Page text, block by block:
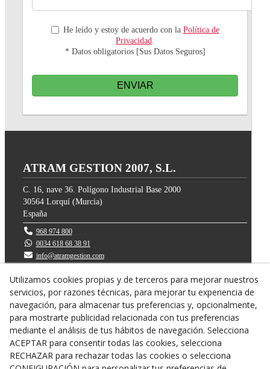
He leído y estoy de acuerdo con la Política de
Privacidad
* Datos obligatorios [Sus Datos Seguros]
ENVIAR
ATRAM GESTION 2007, S.L.
C. 16, nave 36. Polígono Industrial Base 2000
30564 Lorquí (Murcia)
España
968 974 800
0034 618 68 38 91
info@atramgestion.com
Utilizamos cookies propias y de terceros para mejorar nuestros
servicios, por razones técnicas, para mejorar tu experiencia de
navegación, para almacenar tus preferencias y, opcionalmente,
para mostrarte publicidad relacionada con tus preferencias
mediante el análisis de tus hábitos de navegación. Selecciona
ACEPTAR para consentir todas las cookies, selecciona
RECHAZAR para rechazar todas las cookies o selecciona